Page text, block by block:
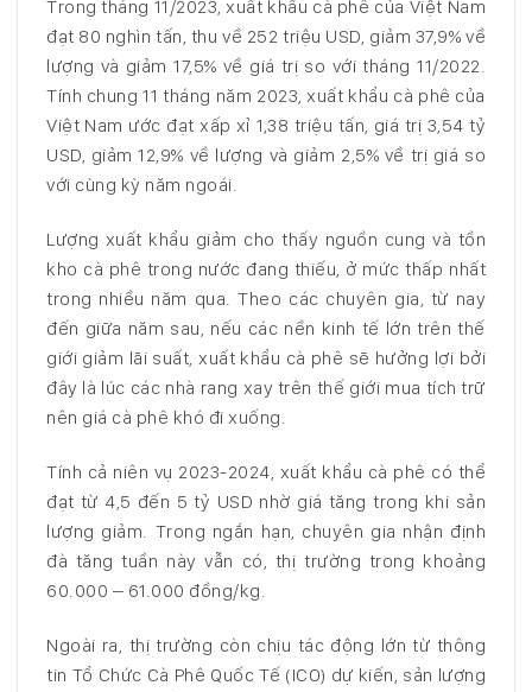
Trong tháng 11/2023, xuất khẩu cà phê của Việt Nam
đạt 80 nghìn tấn, thu về 252 triệu USD, giảm 37,9% về
lượng và giảm 17,5% về giá trị so với tháng 11/2022.
Tính chung 11 tháng năm 2023, xuất khẩu cà phê của
Việt Nam ước đạt xấp xỉ 1,38 triệu tấn, giá trị 3,54 tỷ
USD, giảm 12,9% về lượng và giảm 2,5% về trị giá so
với cùng kỳ năm ngoái.
Lượng xuất khẩu giảm cho thấy nguồn cung và tồn
kho cà phê trong nước đang thiếu, ở mức thấp nhất
trong nhiều năm qua. Theo các chuyên gia, từ nay
đến giữa năm sau, nếu các nền kinh tế lớn trên thế
giới giảm lãi suất, xuất khẩu cà phê sẽ hưởng lợi bởi
đây là lúc các nhà rang xay trên thế giới mua tích trữ
nên giá cà phê khó đi xuống.
Tính cả niên vụ 2023-2024, xuất khẩu cà phê có thể
đạt từ 4,5 đến 5 tỷ USD nhờ giá tăng trong khi sản
lượng giảm. Trong ngắn hạn, chuyên gia nhận định
đà tăng tuần này vẫn có, thị trường trong khoảng
60.000 – 61.000 đồng/kg.
Ngoài ra, thị trường còn chịu tác động lớn từ thông
tin Tổ Chức Cà Phê Quốc Tế (ICO) dự kiến, sản lượng